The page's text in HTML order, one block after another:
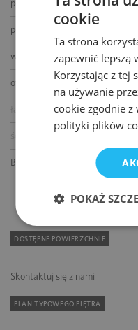
podnoszone podłogi
podwieszane sufity
wykładziny
otwierane okna
łącze światłowodowe
ścianki działowe
BMS
DOSTĘPNE POWIERZCHNIE
Skontaktuj się z nami
PLAN TYPOWEGO PIĘTRA
cookie
Ta strona
zapewnić lepszą
Korzystając z tej
na używanie
cookie zgodnie z
polityki plików
POKAŻ